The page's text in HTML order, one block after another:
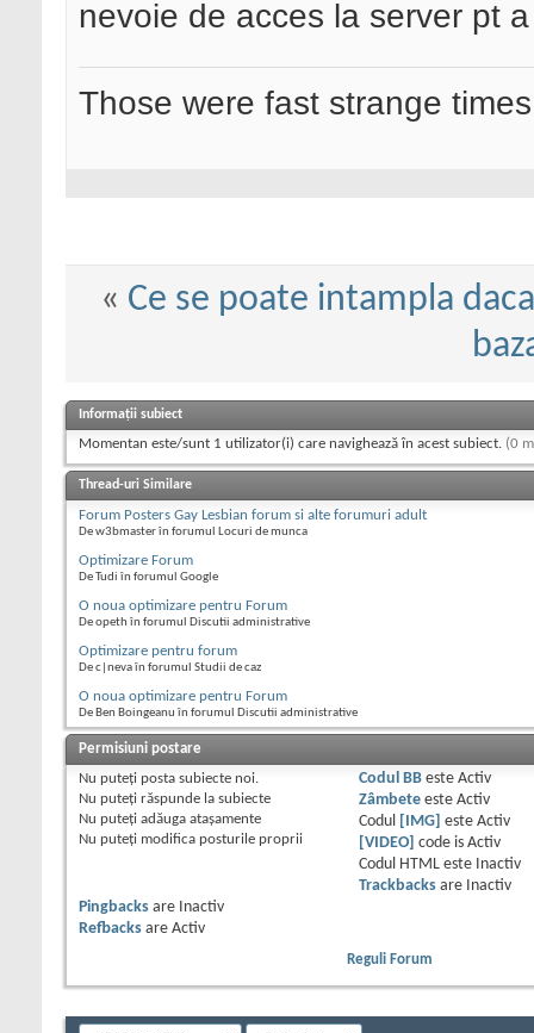
nevoie de acces la server pt
Those were fast strange
« Ce se poate intampla
Informații subiect
Momentan este/sunt 1 utilizator(i) care navighează în acest subiect. (0
Thread-uri Similare
Forum Posters Gay Lesbian forum si alte forumuri adult
De w3bmaster în forumul Locuri de munca
Optimizare Forum
De Tudi în forumul Google
O noua optimizare pentru Forum
De opeth în forumul Discutii administrative
Optimizare pentru forum
De c|neva în forumul Studii de caz
O noua optimizare pentru Forum
De Ben Boingeanu în forumul Discutii administrative
Permisiuni postare
Nu puteţi posta subiecte noi.
Nu puteţi răspunde la subiecte
Nu puteţi adăuga ataşamente
Nu puteţi modifica posturile proprii
Codul BBeste Activ
Zâmbeteeste Activ
Codul
[IMG] este Activ
[VIDEO]
code is Activ
Codul HTML este
Inactiv
Trackbacksare
Inactiv
Pingbacks are
Inactiv
Refbacks are Activ
Reguli Forum